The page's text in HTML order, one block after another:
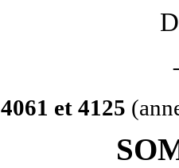
4061 et 4125